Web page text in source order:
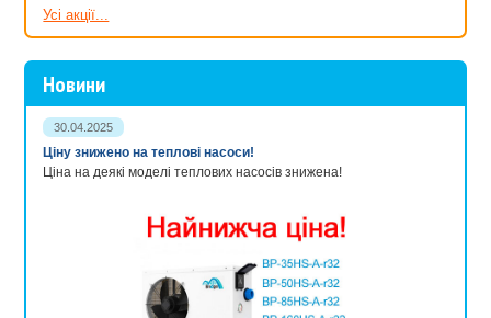
Усі акції...
Новини
30.04.2025
Ціну знижено на теплові насоси!
Ціна на деякі моделі теплових насосів знижена!